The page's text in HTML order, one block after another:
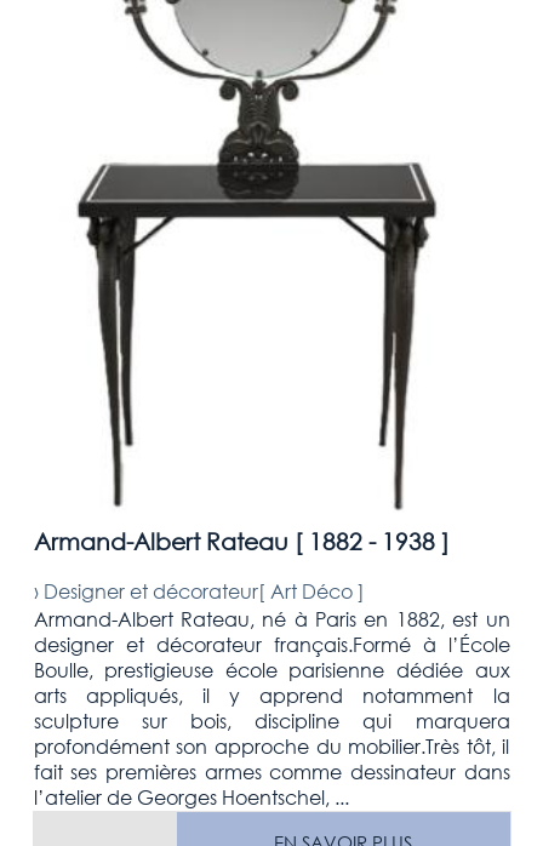
Armand-Albert Rateau [ 1882 - 1938]
› Designer et décorateur[ Art Déco]
Armand-Albert Rateau, né à Paris en 1882, est un
designer et décorateur français.Formé à l’École
Boulle, prestigieuse école parisienne dédiée aux
arts appliqués, il y apprend notamment la
sculpture sur bois, discipline qui marquera
profondément son approche du mobilier.Très tôt, il
fait ses premières armes comme dessinateur dans
l’atelier de Georges Hoentschel, ...